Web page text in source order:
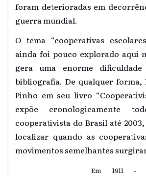
foram deterioradas em
guerra mundial.
O tema “cooperativas
ainda foi pouco explorado aqui
gera uma enorme
bibliografia. De qualquer forma,
Pinho em seu livro
expõe cronologicamente
cooperativista do Brasil até
localizar quando as
movimentos semelhantes
Em 1911 -